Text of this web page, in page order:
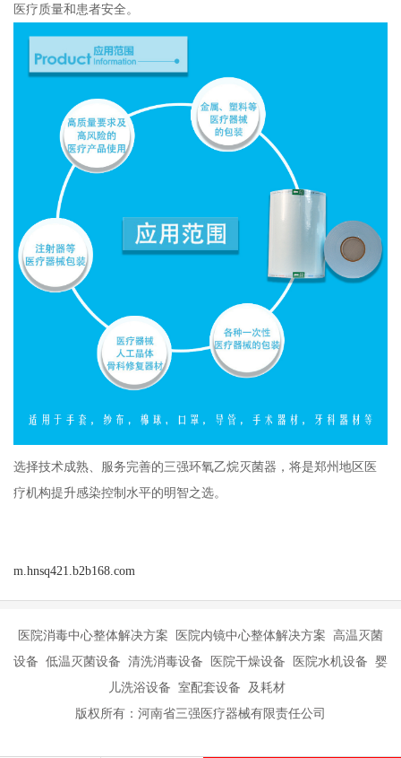
医疗质量和患者安全。
选择技术成熟、服务完善的三强环氧乙烷灭菌器，将是郑州地区医
疗机构提升感染控制水平的明智之选。
m.hnsq421.b2b168.com
医院消毒中心整体解决方案 医院内镜中心整体解决方案 高温灭菌
设备 低温灭菌设备 清洗消毒设备 医院干燥设备 医院水机设备 婴
儿洗浴设备 室配套设备 及耗材
版权所有：河南省三强医疗器械有限责任公司